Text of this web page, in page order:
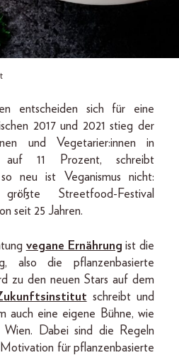
entscheiden sich für eine
2017 und 2021 stieg der
und Vegetarier:innen in
11 Prozent, schreibt
neu ist Veganismus nicht:
Streetfood-Festival
seit 25 Jahren.
vegane Ernährung ist die
also die pflanzenbasierte
zu den neuen Stars auf dem
schreibt und
auch eine eigene Bühne, wie
Wien. Dabei sind die Regeln
für pflanzenbasierte